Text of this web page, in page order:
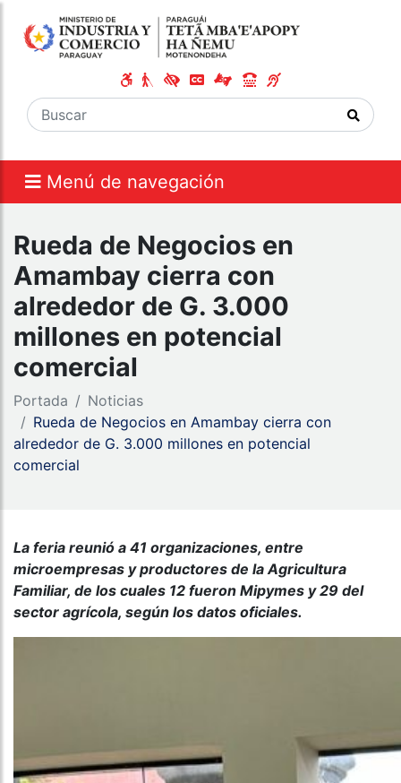
Menú de navegación
Rueda de Negocios en
Amambay cierra con
alrededor de G. 3.000
millones en potencial
comercial
Portada
Noticias
Rueda de Negocios en Amambay cierra con
alrededor de G. 3.000 millones en potencial
comercial
La feria reunió a 41 organizaciones, entre
microempresas y productores de la Agricultura
Familiar, de los cuales 12 fueron Mipymes y 29 del
sector agrícola, según los datos oficiales.